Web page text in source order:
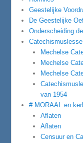
Geestelijke
De Geestelijke
Onderscheiding
Mechelse
Mechelse
Mechelse
van 1954
# MORAAL en
Aflaten
Aflaten
Censuur en